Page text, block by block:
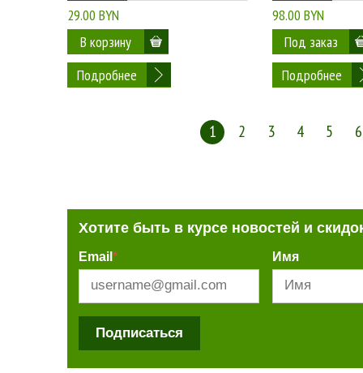
29.00 BYN
Подробнее
98.00 BYN
Подробнее
1 2 3 4 5 6
Хотите быть в курсе новостей и
Email * Имя
Подписаться